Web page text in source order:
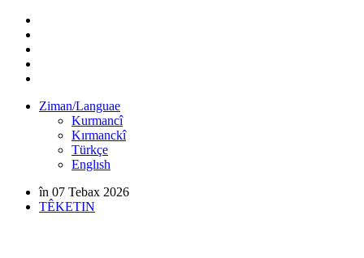
Ziman/Languae
Kurmancî
Kırmanckî
Türkçe
Englısh
în 07 Tebax 2026
TÊKETIN